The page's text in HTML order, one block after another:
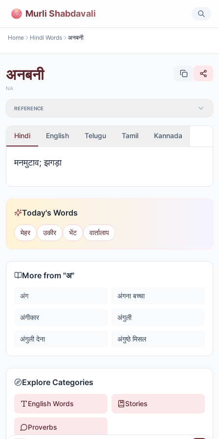
Murli Shabdavali
Home Hindi Words अनबनी
अनबनी
NA
REFERENCE
Hindi English Telugu Tamil Kannada
मनमुटाव; झगड़ा
Today's Words
मेहर उकीर भेंट वार्तालाप
More from "अ"
अंग अंगना बच्चा
अंगीकार अंगुली
अंगुली देना अंगुष्ठे मिसल
Explore Categories
English Words Stories
Proverbs